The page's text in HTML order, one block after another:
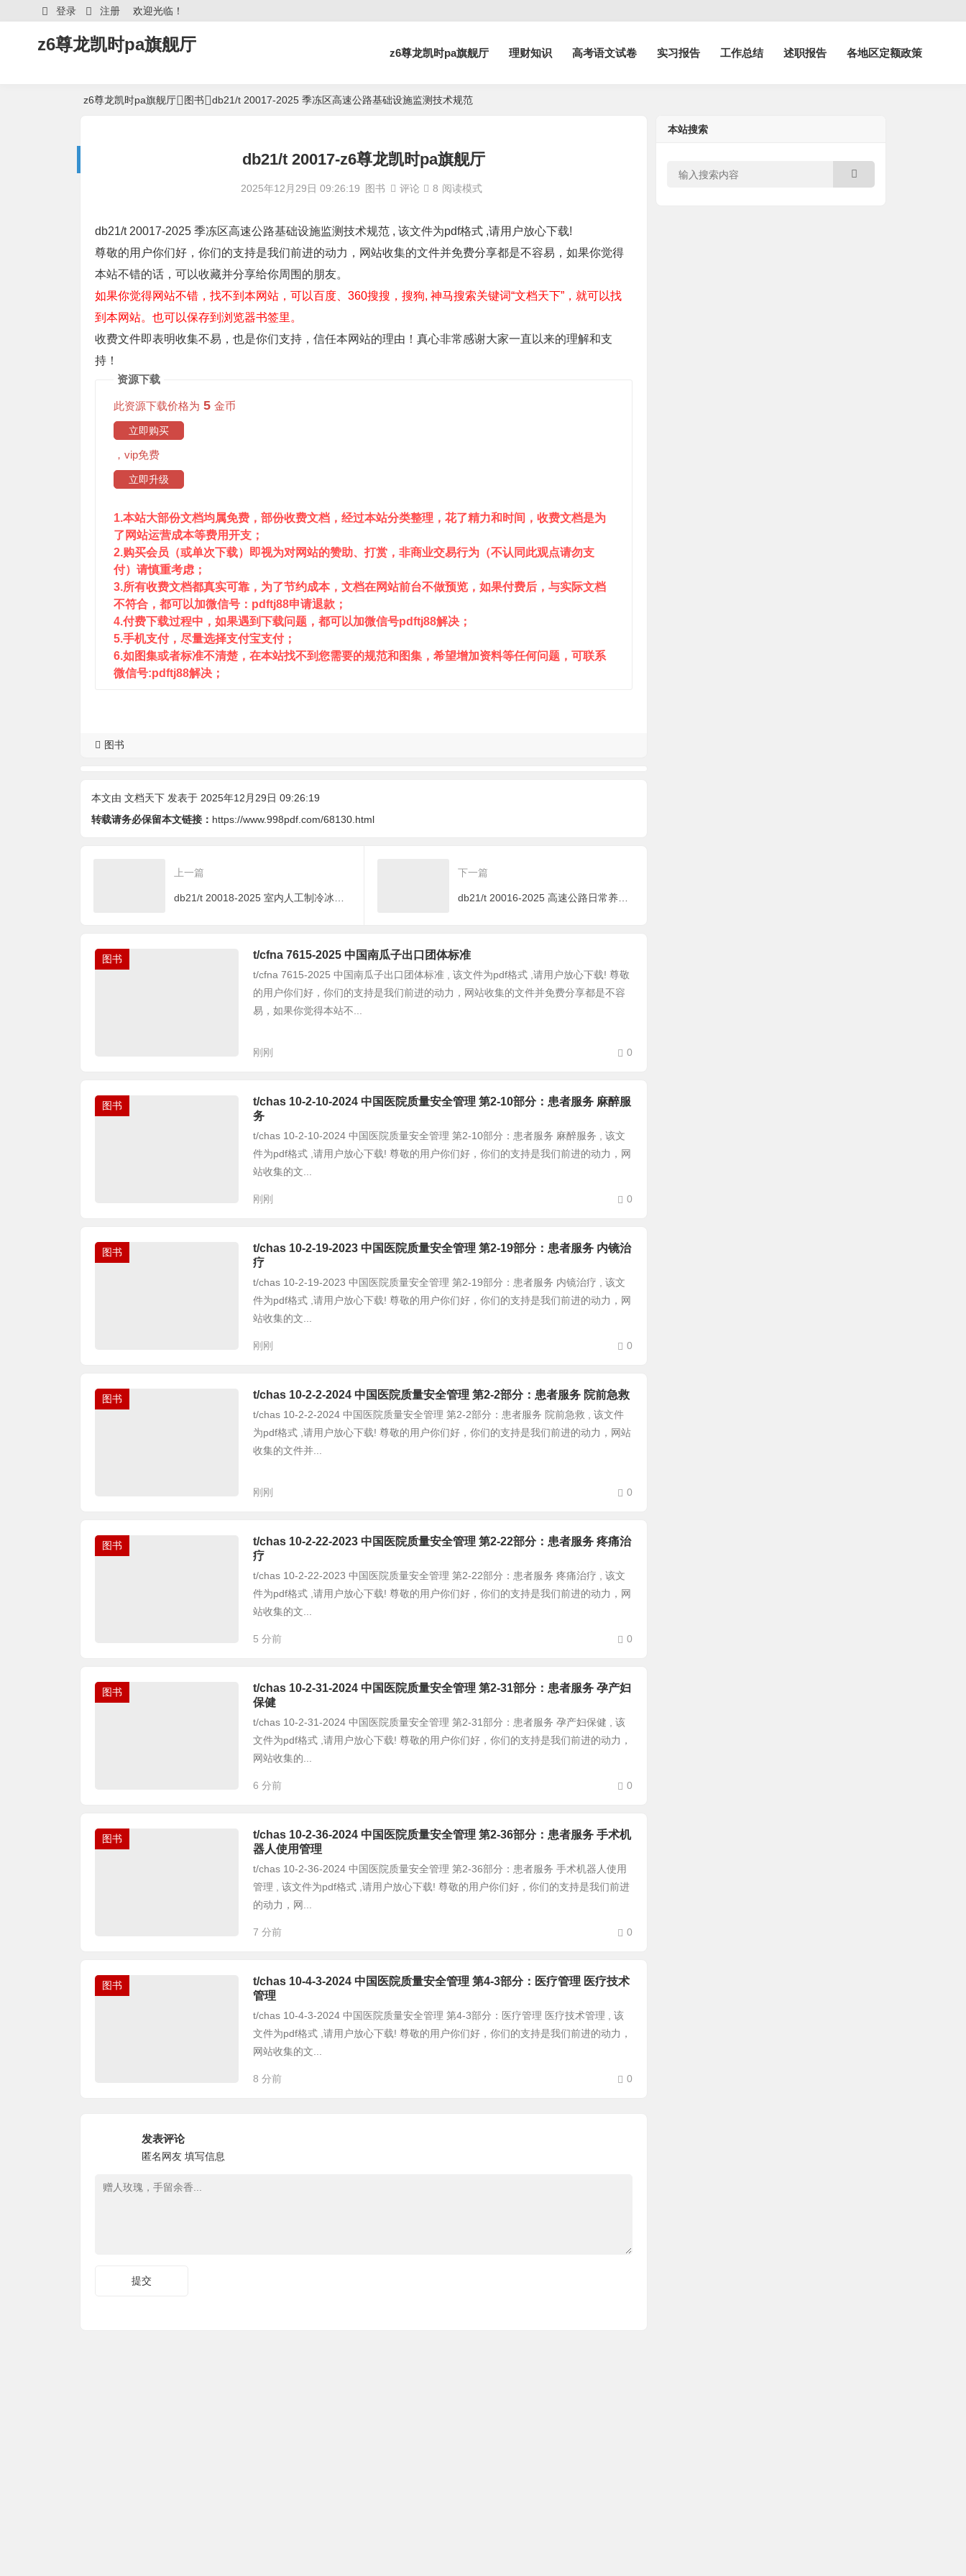
欢迎光临！
登录 注册
z6尊龙凯时pa旗舰厅 z6尊龙凯时pa旗舰厅 理财知识 高考语文试卷 实习报告 工作总结 述职报告 各地区定额政策
z6尊龙凯时pa旗舰厅 图书 db21/t 20017-2025 季冻区高速公路基础设施监测技术规范
db21/t 20017-z6尊龙凯时pa旗舰厅
2025年12月29日 09:26:19 图书 评论 8 阅读模式
db21/t 20017-2025 季冻区高速公路基础设施监测技术规范 , 该文件为pdf格式 ,请用户放心下载!
尊敬的用户你们好，你们的支持是我们前进的动力，网站收集的文件并免费分享都是不容易，如果你觉得
本站不错的话，可以收藏并分享给你周围的朋友。
如果你觉得网站不错，找不到本网站，可以百度、360搜搜，搜狗, 神马搜索关键词“文档天下”，就可以找
到本网站。也可以保存到浏览器书签里。
收费文件即表明收集不易，也是你们支持，信任本网站的理由！真心非常感谢大家一直以来的理解和支
持！
资源下载
此资源下载价格为 5 金币
立即购买
，vip免费
立即升级
1.本站大部份文档均属免费，部份收费文档，经过本站分类整理，花了精力和时间，收费文档是为
了网站运营成本等费用开支；
2.购买会员（或单次下载）即视为对网站的赞助、打赏，非商业交易行为（不认同此观点请勿支
付）请慎重考虑；
3.所有收费文档都真实可靠，为了节约成本，文档在网站前台不做预览，如果付费后，与实际文档
不符合，都可以加微信号：pdftj88申请退款；
4.付费下载过程中，如果遇到下载问题，都可以加微信号pdftj88解决；
5.手机支付，尽量选择支付宝支付；
6.如图集或者标准不清楚，在本站找不到您需要的规范和图集，希望增加资料等任何问题，可联系
微信号:pdftj88解决；
图书
本文由 文档天下 发表于 2025年12月29日 09:26:19
转载请务必保留本文链接： https://www.998pdf.com/68130.html
上一篇 下一篇
db21/t 20016-2025 高速公路日常养护技术规范
图书 t/cfna 7615-2025 中国南瓜子出口团体标准
t/cfna 7615-2025 中国南瓜子出口团体标准 , 该文件为pdf格式 ,请用户放心下载! 尊敬
的用户你们好，你们的支持是我们前进的动力，网站收集的文件并免费分享都是不容
易，如果你觉得本站不...
刚刚 0
图书
t/chas 10-2-10-2024 中国医院质量安全管理 第2-10部分：患者服务 麻醉服
务
t/chas 10-2-10-2024 中国医院质量安全管理 第2-10部分：患者服务 麻醉服务 , 该文
件为pdf格式 ,请用户放心下载! 尊敬的用户你们好，你们的支持是我们前进的动力，网
站收集的文...
刚刚 0
图书
t/chas 10-2-19-2023 中国医院质量安全管理 第2-19部分：患者服务 内镜治
疗
t/chas 10-2-19-2023 中国医院质量安全管理 第2-19部分：患者服务 内镜治疗 , 该文
件为pdf格式 ,请用户放心下载! 尊敬的用户你们好，你们的支持是我们前进的动力，网
站收集的文...
刚刚 0
图书 t/chas 10-2-2-2024 中国医院质量安全管理 第2-2部分：患者服务 院前急救
t/chas 10-2-2-2024 中国医院质量安全管理 第2-2部分：患者服务 院前急救 , 该文件
为pdf格式 ,请用户放心下载! 尊敬的用户你们好，你们的支持是我们前进的动力，网站
收集的文件并...
刚刚 0
图书
t/chas 10-2-22-2023 中国医院质量安全管理 第2-22部分：患者服务 疼痛治
疗
t/chas 10-2-22-2023 中国医院质量安全管理 第2-22部分：患者服务 疼痛治疗 , 该文
件为pdf格式 ,请用户放心下载! 尊敬的用户你们好，你们的支持是我们前进的动力，网
站收集的文...
5 分前 0
图书
t/chas 10-2-31-2024 中国医院质量安全管理 第2-31部分：患者服务 孕产妇
保健
t/chas 10-2-31-2024 中国医院质量安全管理 第2-31部分：患者服务 孕产妇保健 , 该
文件为pdf格式 ,请用户放心下载! 尊敬的用户你们好，你们的支持是我们前进的动力，
网站收集的...
6 分前 0
图书
t/chas 10-2-36-2024 中国医院质量安全管理 第2-36部分：患者服务 手术机
器人使用管理
t/chas 10-2-36-2024 中国医院质量安全管理 第2-36部分：患者服务 手术机器人使用
管理 , 该文件为pdf格式 ,请用户放心下载! 尊敬的用户你们好，你们的支持是我们前进
的动力，网...
7 分前 0
图书
t/chas 10-4-3-2024 中国医院质量安全管理 第4-3部分：医疗管理 医疗技术
管理
t/chas 10-4-3-2024 中国医院质量安全管理 第4-3部分：医疗管理 医疗技术管理 , 该
文件为pdf格式 ,请用户放心下载! 尊敬的用户你们好，你们的支持是我们前进的动力，
网站收集的文...
8 分前 0
发表评论
匿名网友 填写信息
本站搜索